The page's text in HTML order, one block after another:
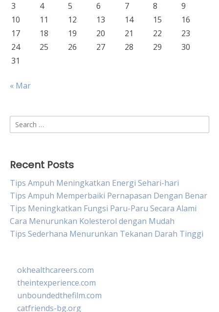
3
4 5 6 7 8
9
10
11 12 13 14 15
16
17
18 19 20 21 22
23
24
25 26 27 28 29
30
31
« Mar
Search
for:
Recent Posts
Tips Ampuh Meningkatkan Energi Sehari-hari
Tips Ampuh Memperbaiki Pernapasan Dengan Benar
Tips Meningkatkan Fungsi Paru-Paru Secara Alami
Cara Menurunkan Kolesterol dengan Mudah
Tips Sederhana Menurunkan Tekanan Darah Tinggi
okhealthcareers.com
theintexperience.com
unboundedthefilm.com
catfriends-bg.org